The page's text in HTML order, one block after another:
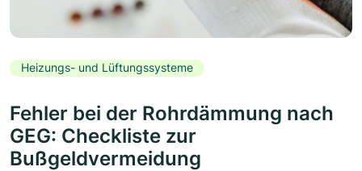
Heizungs- und Lüftungssysteme
Fehler bei der Rohrdämmung nach
GEG: Checkliste zur
Bußgeldvermeidung